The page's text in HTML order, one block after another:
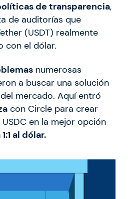
de transparencia,
de auditorías que
(USDT) realmente
con el dólar.
numerosas
a buscar una solución
mercado. Aquí entró
con Circle para crear
en la mejor opción
al dólar.